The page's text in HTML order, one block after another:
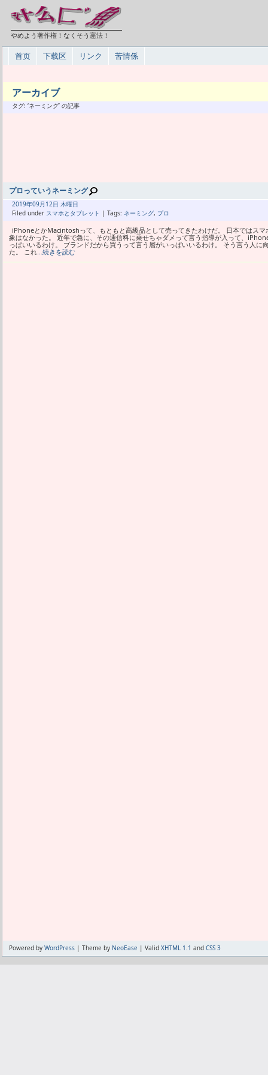
やめよう著作権！なくそう憲法！
首页 下载区 リンク 苦情係
アーカイブ
タグ: ‘ネーミング’ の記事
プロっていうネーミング
2019年09月 12日 木曜日
Filed under スマホとタブレット | Tags: ネーミング, プロ
iPhoneとかMacintoshって、もともと高級品として売ってきたわけだ。 日本ではス
象はなかった。 近年で急に、その通信料に乗せちゃダメって言う指導が入って、
っぱいいるわけ。 ブランドだから買うって言う層がいっぱいいるわけ。 そう言う人
た。 これ…続きを読む
Powered by WordPress | Theme by NeoEase | Valid XHTML 1.1 and CSS 3